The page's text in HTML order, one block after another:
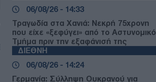
06/08/26 - 14:33
Τραγωδία στα Χανιά: Νεκρή 75χρονη
που είχε «ξεφύγει» από το Αστυνομικό
Τμήμα πριν την εξαφάνισή της
ΔΙΕΘΝΗ
06/08/26 - 14:24
Γερμανία: Σύλληψη Ουκρανού για